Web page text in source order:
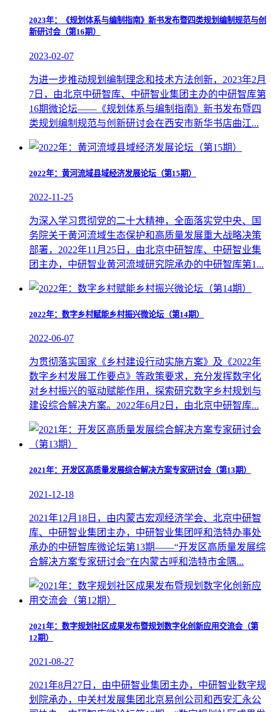
2023年：《规划体系与编制指南》新书发布暨四类规划编制规范与创
新研讨会（第16期）
2023-02-07
为进一步推动规划编制理念和技术方法创新，2023年2月
7日，由北京中研智库、中研智业集团主办的中研智库第
16期微论坛——《规划体系与编制指南》新书发布暨四
类规划编制规范与创新研讨会在西安市新华书店曲江...
2022年：黄河流域县域经济发展论坛（第15期）
2022-11-25
为深入学习贯彻党的二十大精神，全面落实党中央、国
务院关于黄河流域生态保护和高质量发展重大战略决策
部署，2022年11月25日，由北京中研智库、中研智业集
团主办，中研智业黄河流域研究院承办的中研智库第1...
2022年：数字乡村赋能乡村振兴微论坛（第14期）
2022-06-07
为贯彻落实国家《乡村建设行动实施方案》及《2022年
数字乡村发展工作要点》等政策要求，充分发挥数字化
对乡村振兴的驱动赋能作用，探索研究数字乡村规划与
建设综合解决方案。2022年6月2日，由北京中研智库...
2021年：开发区高质量发展综合解决方案专家研讨会（第13期）
2021-12-18
2021年12月18日，由内蒙古宏观经济学会、北京中研智
库、中研智业集团主办，中研智业集团呼和浩特办事处
承办的中研智库微论坛第13期——“开发区高质量发展综
合解决方案专家研讨会”在内蒙古呼和浩特市金隅...
2021年：数字规划社区成果发布暨规划数字化创新应用交流会（第
12期）
2021-08-27
2021年8月27日，由中研智业集团主办，中研智业数字规
划院承办，中关村发展集团北京易创公司和西安汇永公